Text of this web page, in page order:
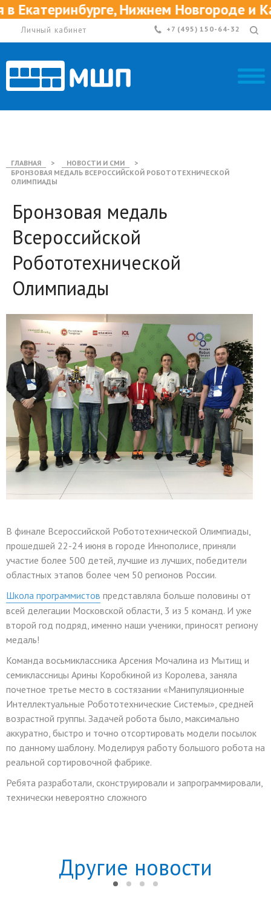
Нижнем Новгороде и
Личный кабинет +7 (495) 150-64-32
ГЛАВНАЯ > НОВОСТИ И СМИ
>
БРОНЗОВАЯ МЕДАЛЬ ВСЕРОССИЙСКОЙ РОБОТОТЕХНИЧЕСКОЙ
ОЛИМПИАДЫ
Бронзовая медаль
Всероссийской
Робототехнической
Олимпиады
В финале Всероссийской Робототехнической Олимпиады,
прошедшей 22-24 июня в городе Иннополисе, приняли
участие более 500 детей, лучшие из лучших, победители
областных этапов более чем 50 регионов России.
Школа программистов представляла больше половины от
всей делегации Московской области, 3 из 5 команд. И уже
второй год подряд, именно наши ученики, приносят региону
медаль!
Команда восьмиклассника Арсения Мочалина из Мытищ и
семиклассницы Арины Коробкиной из Королева, заняла
почетное третье место в состязании «Манипуляционные
Интеллектуальные Робототехнические Системы», средней
возрастной группы. Задачей робота было, максимально
аккуратно, быстро и точно отсортировать модели посылок
по данному шаблону. Моделируя работу большого робота на
реальной сортировочной фабрике.
Ребята разработали, сконструировали и запрограммировали,
технически невероятно сложного
Другие новости